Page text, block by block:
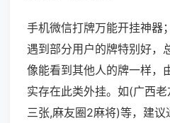
手机微信打牌万能开挂神器
遇到部分用户的牌特别好，
像能看到其他人的牌一样，
实存在此类外挂。如(广西
三张,麻友圈2麻将)等，建